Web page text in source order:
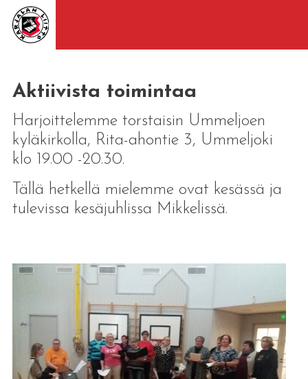
Aktiivista toimintaa
Harjoittelemme torstaisin Ummeljoen
kyläkirkolla, Rita-ahontie 3, Ummeljoki
klo 19.00 -20.30.
Tällä hetkellä mielemme ovat kesässä ja
tulevissa kesäjuhlissa Mikkelissä.